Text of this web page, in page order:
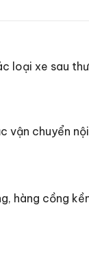
loại xe sau
vận chuyển
hàng cồng